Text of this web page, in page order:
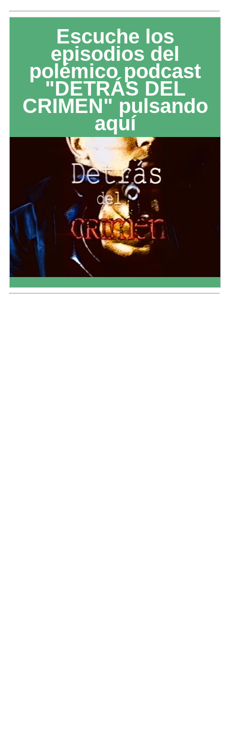
Escuche los
episodios del
polémico podcast
"DETRÁS DEL
CRIMEN" pulsando
aquí